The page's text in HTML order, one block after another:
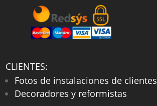
CLIENTES:
Fotos de instalaciones de clientes
Decoradores y reformistas